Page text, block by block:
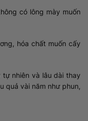
có lông mày muốn
hóa chất muốn cấy
nhiên và lâu dài thay
quả vài năm như phun,